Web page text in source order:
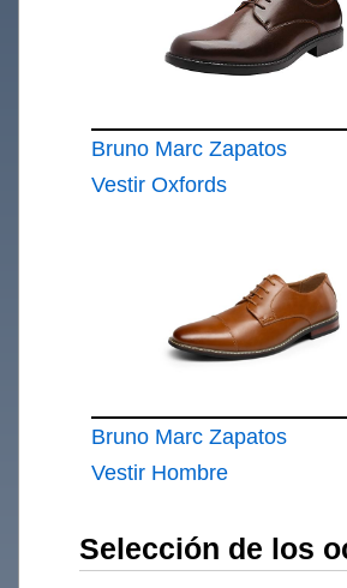
Bruno Marc Zapatos
Vestir Oxfords
Bruno Marc Zapatos
Vestir Hombre
Traje
Selección de los